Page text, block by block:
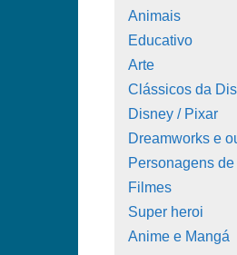
Animais
Educativo
Arte
Clássicos da
Disney / Pixar
Dreamworks e
Personagens
Filmes
Super heroi
Anime e Mangá